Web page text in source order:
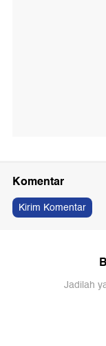
Komentar
Kirim Komentar
Jadilah